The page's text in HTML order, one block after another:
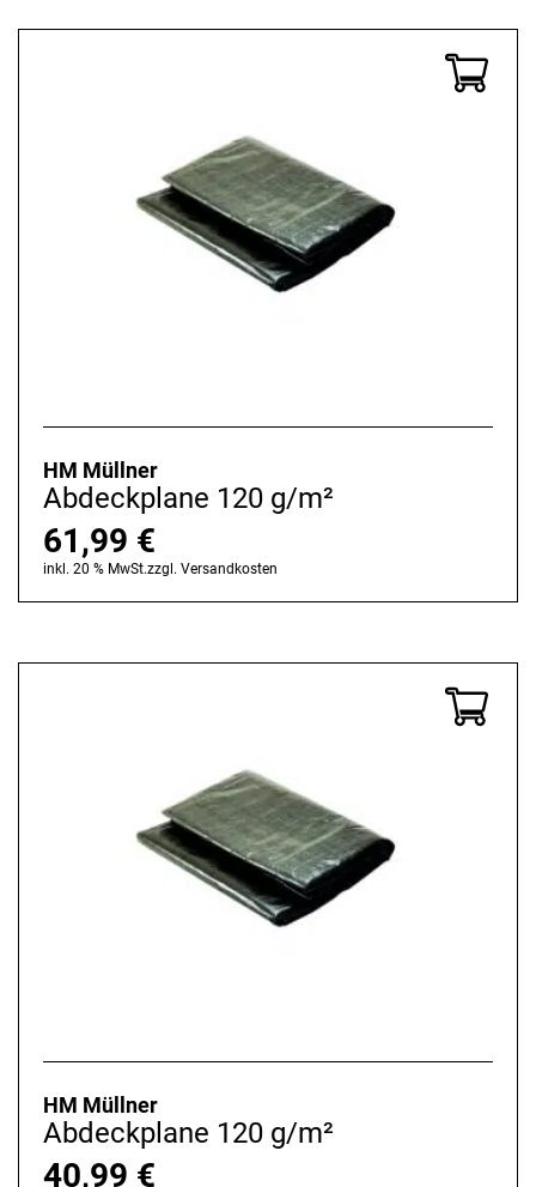
HM Müllner
Abdeckplane 120 g/m²
61,99 €
inkl. 20 % MwSt.zzgl. Versandkosten
HM Müllner
Abdeckplane 120 g/m²
40,99 €